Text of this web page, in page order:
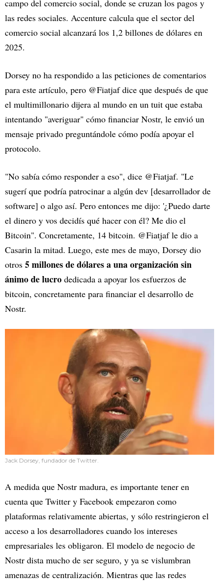
campo del comercio social, donde se cruzan los pagos y
las redes sociales. Accenture calcula que el sector del
comercio social alcanzará los 1,2 billones de dólares en
2025.
Dorsey no ha respondido a las peticiones de comentarios
para este artículo, pero @Fiatjaf dice que después de que
el multimillonario dijera al mundo en un tuit que estaba
intentando "averiguar" cómo financiar Nostr, le envió un
mensaje privado preguntándole cómo podía apoyar el
protocolo.
"No sabía cómo responder a eso", dice @Fiatjaf. "Le
sugerí que podría patrocinar a algún dev [desarrollador de
software] o algo así. Pero entonces me dijo: '¿Puedo darte
el dinero y vos decidís qué hacer con él? Me dio el
Bitcoin". Concretamente, 14 bitcoin. @Fiatjaf le dio a
Casarin la mitad. Luego, este mes de mayo, Dorsey dio
otros 5 millones de dólares a una organización sin
ánimo de lucro dedicada a apoyar los esfuerzos de
bitcoin, concretamente para financiar el desarrollo de
Nostr.
Jack Dorsey, fundador de Twitter.
A medida que Nostr madura, es importante tener en
cuenta que Twitter y Facebook empezaron como
plataformas relativamente abiertas, y sólo restringieron el
acceso a los desarrolladores cuando los intereses
empresariales les obligaron. El modelo de negocio de
Nostr dista mucho de ser seguro, y ya se vislumbran
amenazas de centralización. Mientras que las redes